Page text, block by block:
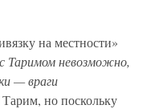
на местности»
Таримом невозможно,
— враги
но поскольку